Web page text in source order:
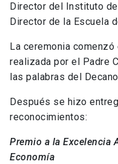
Director del Instituto
Director de la Escuela
La ceremonia
realizada por el Padre
las palabras del
Después se hizo
reconocimientos:
Premio a la Excelencia
Economía